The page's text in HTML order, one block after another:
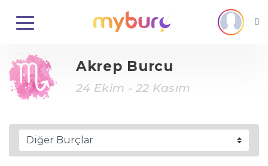
Akrep Burcu
24 Ekim - 22 Kasım